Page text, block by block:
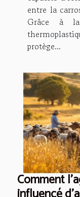
entre la
Grâce à la
protège...
Comment